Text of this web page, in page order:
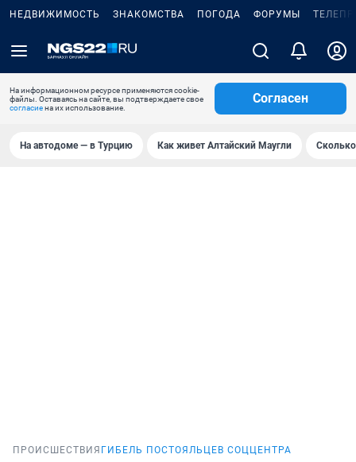
НЕДВИЖИМОСТЬ ЗНАКОМСТВА ПОГОДА ФОРУМЫ
На информационном ресурсе применяются cookie-
файлы. Оставаясь на сайте, вы подтверждаете свое
согласиена их использование.
Согласен
На автодоме — в Турцию Как живет Алтайский Маугли
ПРОИСШЕСТВИЯ ГИБЕЛЬ ПОСТОЯЛЬЦЕВ СОЦЦЕНТРА